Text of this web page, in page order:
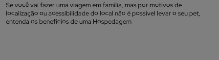
Se você vai fazer uma viagem em família, mas por motivos de
localização ou acessibilidade do local não é possível levar o seu pet,
entenda os benefícios de uma Hospedagem